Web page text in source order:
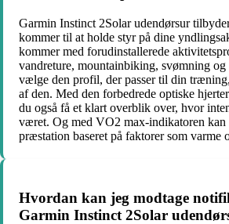
Garmin Instinct 2Solar udendørsur
kommer til at holde styr på dine
kommer med forudinstallerede
vandreture, mountainbiking, svømning og
vælge den profil, der passer til din
af den. Med den forbedrede optiske
du også få et klart overblik over, hvor
været. Og med VO2 max-indikatoren kan
præstation baseret på faktorer som varme
Hvordan kan jeg modtage
Garmin Instinct 2Solar